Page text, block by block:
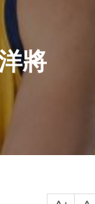
將